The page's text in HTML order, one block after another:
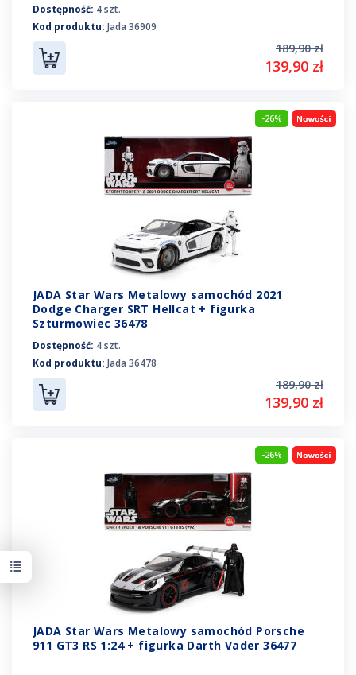
Dostępność: 4 szt.
Kod produktu: Jada 36909
189,90 zł
139,90 zł
-26%
JADA Star Wars Metalowy samochód 2021
Dodge Charger SRT Hellcat + figurka
Szturmowiec 36478
Dostępność: 4 szt.
Kod produktu: Jada 36478
189,90 zł
139,90 zł
-26%
JADA Star Wars Metalowy samochód Porsche
911 GT3 RS 1:24 + figurka Darth Vader 36477